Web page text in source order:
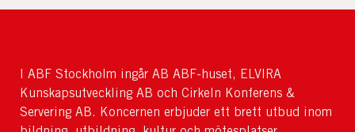
I ABF Stockholm ingår AB ABF-huset, ELVIRA
Kunskapsutveckling AB och Cirkeln Konferens &
Servering AB. Koncernen erbjuder ett brett utbud inom